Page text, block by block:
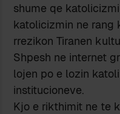
shume qe
katolicizmin ne rang
rrezikon Tiranen
Shpesh ne internet
lojen po e lozin
institucioneve.
Kjo e rikthimit ne te